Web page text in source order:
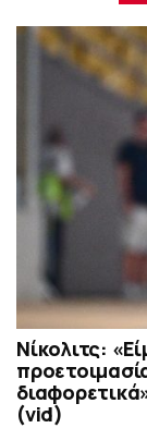
Νίκολιτς:
(vid)